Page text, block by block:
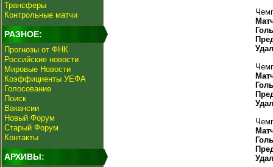
Трансферы
Контрольные матчи
РАЗНОЕ:
Прогнозы от ФНК
Российские новости
Мировые Новости
Коэффициенты УЕФА
Голосование
Поиск
Вакансии
Новый Форум
Старый Форум
Контакты
АРХИВЫ: